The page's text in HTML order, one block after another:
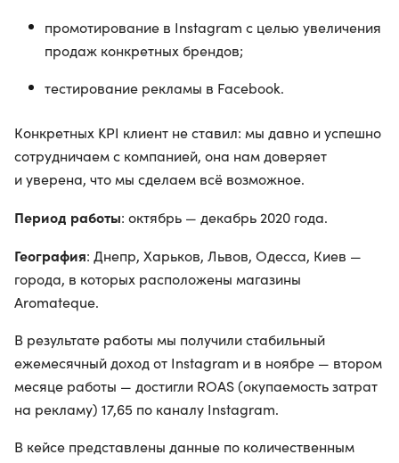
промотирование в Instagram с целью увеличения
продаж конкретных брендов;
тестирование рекламы в Facebook.
Конкретных KPI клиент не ставил: мы давно и успешно
сотрудничаем с компанией, она нам доверяет
и уверена, что мы сделаем всё возможное.
Период работы: октябрь — декабрь 2020 года.
География: Днепр, Харьков, Львов, Одесса, Киев —
города, в которых расположены магазины
Aromateque.
В результате работы мы получили стабильный
ежемесячный доход от Instagram и в ноябре — втором
месяце работы — достигли ROAS (окупаемость затрат
на рекламу) 17,65 по каналу Instagram.
В кейсе представлены данные по количественным